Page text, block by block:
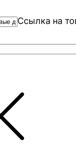
Ссылка на